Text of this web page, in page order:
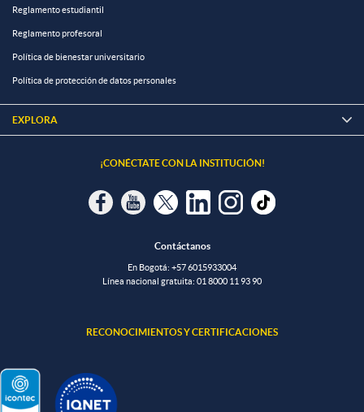
Reglamento estudiantil
Reglamento profesoral
Política de bienestar universitario
Política de protección de datos personales
EXPLORA 
¡CONÉCTATE CON LA INSTITUCIÓN!
Contáctanos
En Bogotá: +57 6015933004
Línea nacional gratuita: 01 8000 11 93 90
RECONOCIMIENTOS Y CERTIFICACIONES